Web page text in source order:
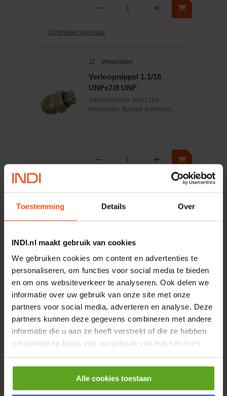
Toestemming Details Over
INDI.nl maakt gebruik van cookies
We gebruiken cookies om content en advertenties te
personaliseren, om functies voor social media te bieden
en om ons websiteverkeer te analyseren. Ook delen we
informatie over uw gebruik van onze site met onze
partners voor social media, adverteren en analyse. Deze
partners kunnen deze gegevens combineren met andere
informatie die u aan ze heeft verstrekt of die ze hebben
verzameld op basis van uw gebruik van hun services.
Alle cookies toestaan
− Aantal +
Controleer voorraad
Vergelijken
Verloopnippel 1.1/16
UNFx7/8 UNF
Artikelnummer: RIU1714
Merknaam: Burnett & Hillman
− Aantal +
Merknaam:Burnett & Hillman
− +
Controleer voorraad
Vergelijken
Haakse inschroefkoppeling
13/16 ORFSx7/8 UNF